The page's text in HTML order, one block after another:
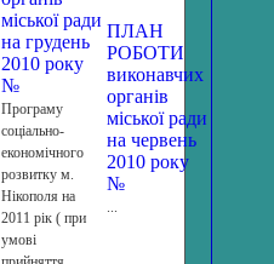
міської ради
на грудень
2010 року
№
Програму
соціально-
економічного
розвитку м.
Нікополя на
2011 рік ( при
умові
ПЛАН
РОБОТИ
виконавчих
органів
міської ради
на червень
2010 року
№